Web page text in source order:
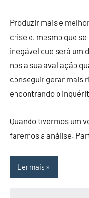
Produzir mais e
crise e, mesmo que
inegável que será um
nos a sua avaliação
conseguir gerar mais
encontrando o
Quando tivermos um
faremos a análise.
Ler mais